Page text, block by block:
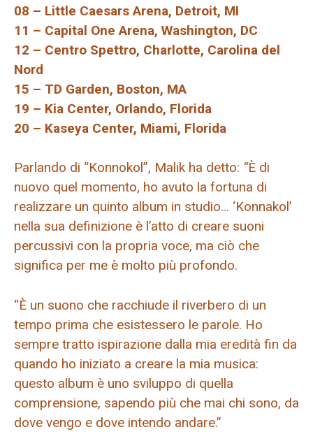
08 – Little Caesars Arena, Detroit, MI
11 – Capital One Arena, Washington, DC
12 – Centro Spettro, Charlotte, Carolina del
Nord
15 – TD Garden, Boston, MA
19 – Kia Center, Orlando, Florida
20 – Kaseya Center, Miami, Florida
Parlando di “Konnokol”, Malik ha detto: “È di
nuovo quel momento, ho avuto la fortuna di
realizzare un quinto album in studio… ‘Konnakol’
nella sua definizione è l’atto di creare suoni
percussivi con la propria voce, ma ciò che
significa per me è molto più profondo.
“È un suono che racchiude il riverbero di un
tempo prima che esistessero le parole. Ho
sempre tratto ispirazione dalla mia eredità fin da
quando ho iniziato a creare la mia musica:
questo album è uno sviluppo di quella
comprensione, sapendo più che mai chi sono, da
dove vengo e dove intendo andare.”